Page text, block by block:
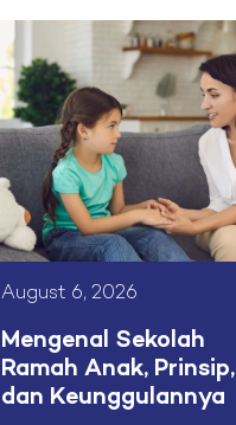
August 6, 2026
Mengenal Sekolah
Ramah Anak, Prinsip,
dan Keunggulannya